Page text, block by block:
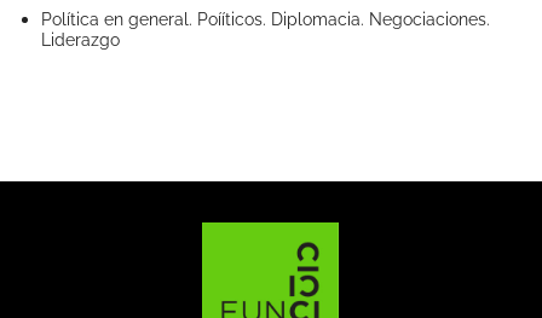
Política en general. Poííticos. Diplomacia. Negociaciones.
Liderazgo